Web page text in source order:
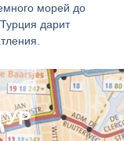
морей до
дарит